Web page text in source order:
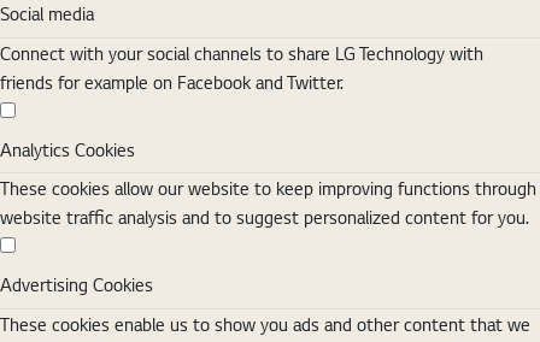
Social media
Connect with your social channels to share LG Technology with
friends for example on Facebook and Twitter.
Analytics Cookies
Analytics Cookies
These cookies allow our website to keep improving functions through
website traffic analysis and to suggest personalized content for you.
Advertising Cookies
Advertising Cookies
These cookies enable us to show you ads and other content that we